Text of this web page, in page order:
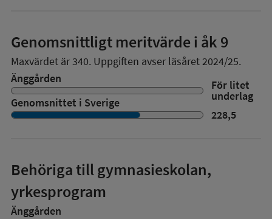
Genomsnittligt meritvärde i åk 9
Maxvärdet är 340. Uppgiften avser läsåret 2024/25.
Änggården
För litet
underlag
Genomsnittet i Sverige
228,5
Behöriga till gymnasieskolan,
yrkesprogram
Änggården